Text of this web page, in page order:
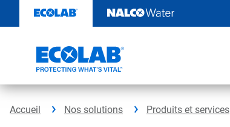
contenu​​​​​​​
Accueil Nos solutions Produits et services